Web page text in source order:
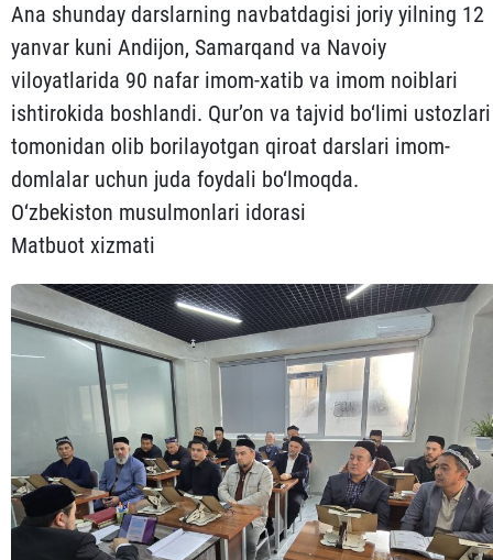
Ana shunday darslarning navbatdagisi joriy yilning 12
yanvar kuni Andijon, Samarqand va Navoiy
viloyatlarida 90 nafar imom-xatib va imom noiblari
ishtirokida boshlandi. Qur’on va tajvid bo‘limi ustozlari
tomonidan olib borilayotgan qiroat darslari imom-
domlalar uchun juda foydali bo‘lmoqda.
O‘zbekiston musulmonlari idorasi
Matbuot xizmati